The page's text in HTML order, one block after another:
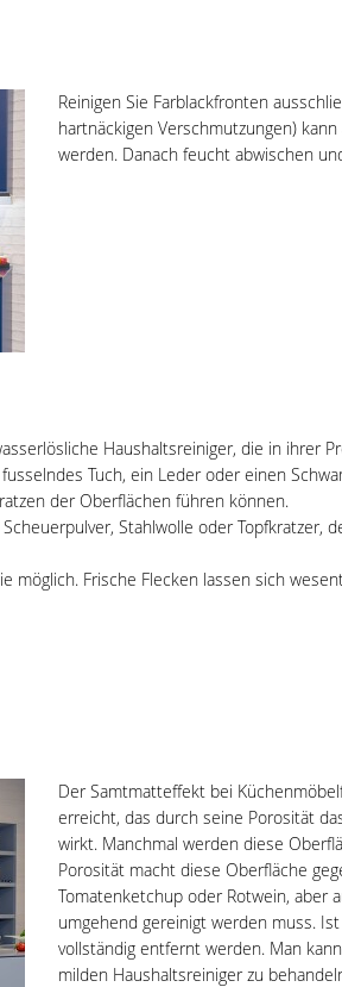
Reinigen Sie Farblackfronten
hartnäckigen Verschmutzungen)
werden. Danach feucht abwischen
Haushaltsreiniger, die in ihrer
Tuch, ein Leder oder einen
der Oberflächen führen können.
Stahlwolle oder Topfkratzer,
möglich. Frische Flecken lassen sich
Der Samtmatteffekt bei
erreicht, das durch seine Porosität
wirkt. Manchmal werden diese
Porosität macht diese Oberfläche
Tomatenketchup oder Rotwein, aber
umgehend gereinigt werden muss.
vollständig entfernt werden. Man
milden Haushaltsreiniger zu